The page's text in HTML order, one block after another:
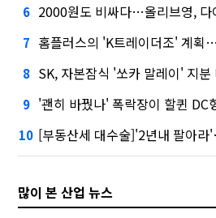
6 2000원도 비싸다…올리브영, 다이소
7 홈플러스의 'K트레이더조' 계획
8 SK, 자본잠식 '쏘카 말레이' 지분
9 '괜히 바꿨나' 폭락장이 할퀸 DC형
10 [부동산세 대수술]'2년내 팔아
많이 본 산업 뉴스